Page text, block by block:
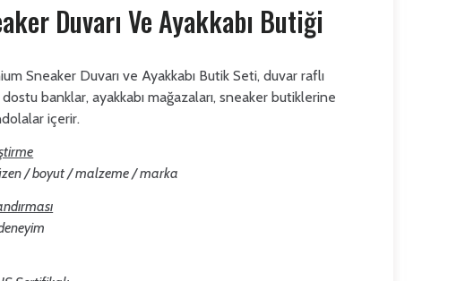
Duvarı Ve Ayakkabı Butiği
Sneaker Duvarı ve Ayakkabı Butik Seti, duvar raflı
banklar, ayakkabı mağazaları, sneaker butiklerine
içerir.
/ boyut / malzeme / marka